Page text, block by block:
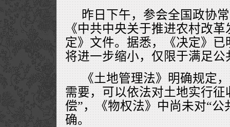
昨日下午，参会全国政协
《中共中央关于推进农村改
定》文件。据悉，《决定》
将进一步缩小，仅限于满足公
《土地管理法》明确规定
需要，可以依法对土地实行
偿”，《物权法》中尚未对“公
确。